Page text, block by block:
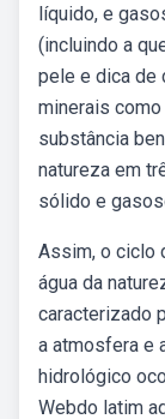
líquido, e
(incluindo a
pele e dica de
minerais
substância
natureza em
sólido e
Assim, o ciclo
água da
caracterizado
a atmosfera e
hidrológico
Webdo latim